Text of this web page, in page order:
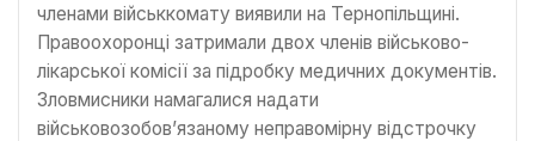
членами військкомату виявили на Тернопільщині.
Правоохоронці затримали двох членів військово-
лікарської комісії за підробку медичних документів.
Зловмисники намагалися надати
військовозобов’язаному неправомірну відстрочку